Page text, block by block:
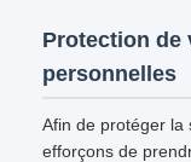
Protection de
personnelles
Afin de protéger la
efforçons de